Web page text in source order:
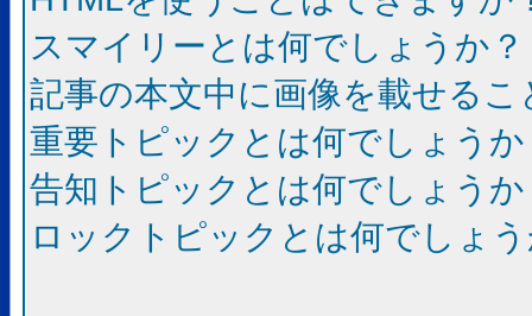
スマイリーとは何でしょうか？
記事の本文中に画像を載せる
重要トピックとは何でしょうか
告知トピックとは何でしょうか
ロックトピックとは何でしょ